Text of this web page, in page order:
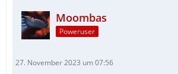
Moombas
Poweruser
27. November 2023 um 07:56